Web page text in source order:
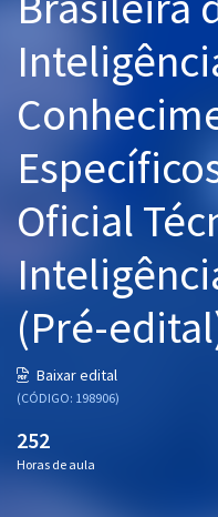
Graduação
OAB
Questões grátis
Conteúdo gratuito
Aprovados
Atendimento
Oficial
(Pré-
Baixar edital
(CÓDIGO: 198906)
252
Horas de aula